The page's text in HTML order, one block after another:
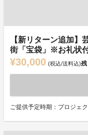
【新リターン追加
街「宝袋」※お礼状
¥30,000 (税込/送料込)残
ご提供予定時期：プロジェ